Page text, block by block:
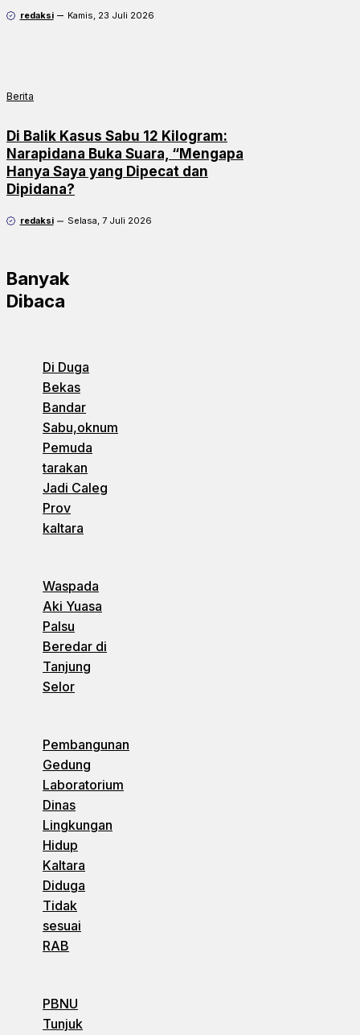
redaksi Kamis, 23 Juli 2026
Berita
Di Balik Kasus Sabu 12 Kilogram:
Narapidana Buka Suara, “Mengapa
Hanya Saya yang Dipecat dan
Dipidana?
redaksi Selasa, 7 Juli 2026
Banyak
Dibaca
Di Duga
Bekas
Bandar
Sabu,oknum
Pemuda
tarakan
Jadi Caleg
Prov
kaltara
Waspada
Aki Yuasa
Palsu
Beredar di
Tanjung
Selor
Pembangunan
Gedung
Laboratorium
Dinas
Lingkungan
Hidup
Kaltara
Diduga
Tidak
sesuai
RAB
PBNU
Tunjuk